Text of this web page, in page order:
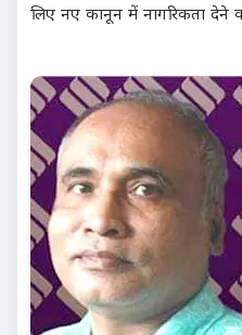
लिए नए कानून में नागरिकता देने